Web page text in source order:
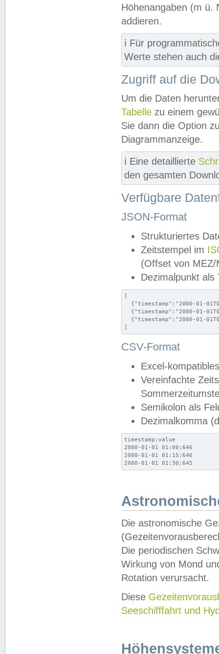
Höhenangaben (m ü.
addieren.
ℹ️ Für
Werte stehen auch
Zugriff auf die
Um die Daten
Tabelle zu einem
Sie dann die Option
Diagrammanzeige.
ℹ️ Eine detaillierte
den gesamten
Verfügbare
JSON-Format
Strukturiertes
Zeitstempel im
(Offset von MEZ/
Dezimalpunkt als
[
{"timestamp":"2000-01-
{"timestamp":"2000-01-
{"timestamp":"2000-01-
]
CSV-Format
Excel-
Vereinfachte
Semikolon als
Dezimalkomma
timestamp;value
2000-01-01 01:00;646
2000-01-01 01:15;646
2000-01-01 01:30;645
Die astronomische
Die periodischen
Wirkung von Mond
Rotation verursacht.
Diese
Seeschifffahrt und